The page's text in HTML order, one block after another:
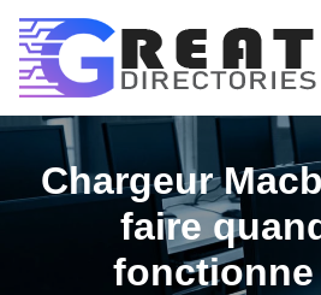
Chargeur
faire
fonctionne